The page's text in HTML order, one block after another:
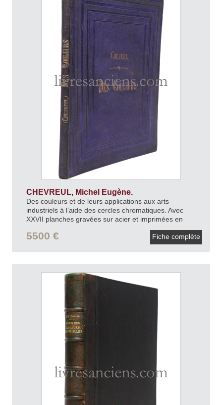
CHEVREUL, Michel Eugène.
Des couleurs et de leurs applications aux arts
industriels à l’aide des cercles chromatiques. Avec
XXVII planches gravées sur acier et imprimées en
5500 € Fiche complète